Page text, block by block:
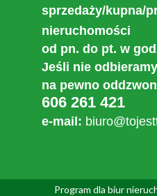
sprzedaży/kupna/
nieruchomości
od pn. do pt. w
Jeśli nie
na pewno
606 261 421
e-mail:
Program dla biur